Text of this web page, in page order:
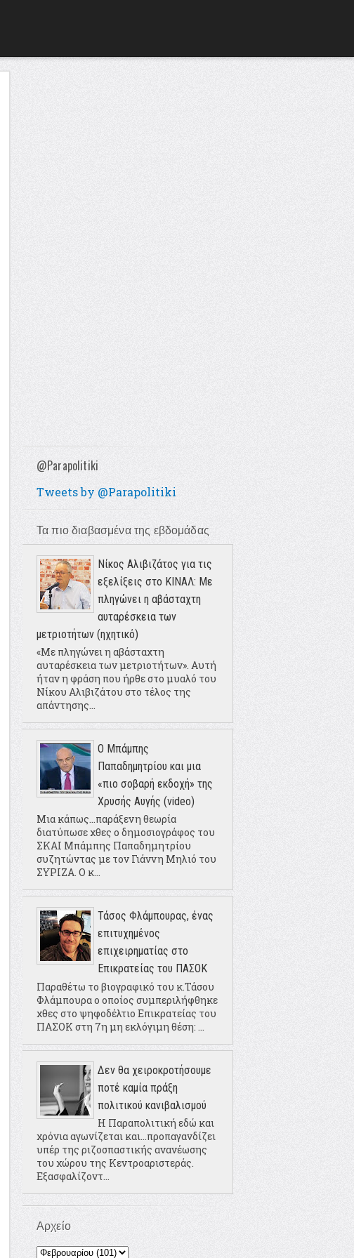
@Parapolitiki
Tweets by @Parapolitiki
Τα πιο διαβασμένα της εβδομάδας
Νίκος Αλιβιζάτος για τις
εξελίξεις στο ΚΙΝΑΛ: Με
πληγώνει η αβάσταχτη
αυταρέσκεια των
μετριοτήτων (ηχητικό)
«Με πληγώνει η αβάσταχτη
αυταρέσκεια των μετριοτήτων». Αυτή
ήταν η φράση που ήρθε στο μυαλό του
Νίκου Αλιβιζάτου στο τέλος της
απάντησης...
Ο Μπάμπης
Παπαδημητρίου και μια
«πιο σοβαρή εκδοχή» της
Χρυσής Αυγής (video)
Μια κάπως...παράξενη θεωρία
διατύπωσε χθες ο δημοσιογράφος του
ΣΚΑΙ Μπάμπης Παπαδημητρίου
συζητώντας με τον Γιάννη Μηλιό του
ΣΥΡΙΖΑ. Ο κ...
Τάσος Φλάμπουρας, ένας
επιτυχημένος
επιχειρηματίας στο
Επικρατείας του ΠΑΣΟΚ
Παραθέτω το βιογραφικό του κ.Τάσου
Φλάμπουρα ο οποίος συμπεριλήφθηκε
χθες στο ψηφοδέλτιο Επικρατείας του
ΠΑΣΟΚ στη 7η μη εκλόγιμη θέση: ...
Δεν θα χειροκροτήσουμε
ποτέ καμία πράξη
πολιτικού κανιβαλισμού
Η Παραπολιτική εδώ και
χρόνια αγωνίζεται και...προπαγανδίζει
υπέρ της ριζοσπαστικής ανανέωσης
του χώρου της Κεντροαριστεράς.
Εξασφαλίζοντ...
Αρχείο